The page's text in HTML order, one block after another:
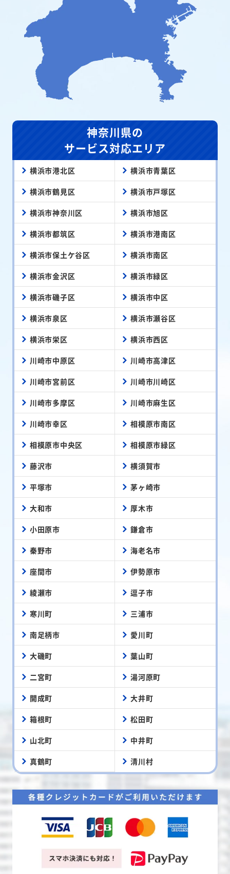
神奈川県の
サービス対応エリア
横浜市港北区 横浜市青葉区
横浜市鶴見区 横浜市戸塚区
横浜市神奈川区 横浜市旭区
横浜市都筑区 横浜市港南区
横浜市保土ケ谷区 横浜市南区
横浜市金沢区 横浜市緑区
横浜市磯子区 横浜市中区
横浜市泉区 横浜市瀬谷区
横浜市栄区 横浜市西区
川崎市中原区 川崎市高津区
川崎市宮前区 川崎市川崎区
川崎市多摩区 川崎市麻生区
川崎市幸区 相模原市南区
相模原市中央区 相模原市緑区
藤沢市 横須賀市
平塚市 茅ヶ崎市
大和市 厚木市
小田原市 鎌倉市
秦野市 海老名市
座間市 伊勢原市
綾瀬市 逗子市
寒川町 三浦市
南足柄市 愛川町
大磯町 葉山町
二宮町 湯河原町
開成町 大井町
箱根町 松田町
山北町 中井町
真鶴町 清川村